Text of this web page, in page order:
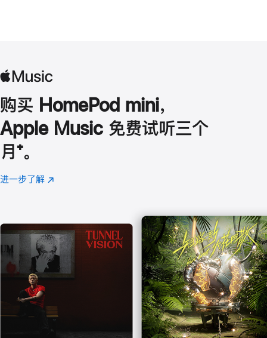
购买 HomePod mini，
Apple Music 免费试听三个
月 脚
注
⁺。
进一步了解 Apple
(在
口
中
打
开)